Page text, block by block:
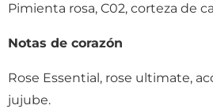
Pimienta rosa, C02, corteza de
Notas de corazón
Rose Essential, rose ultimate,
jujube.